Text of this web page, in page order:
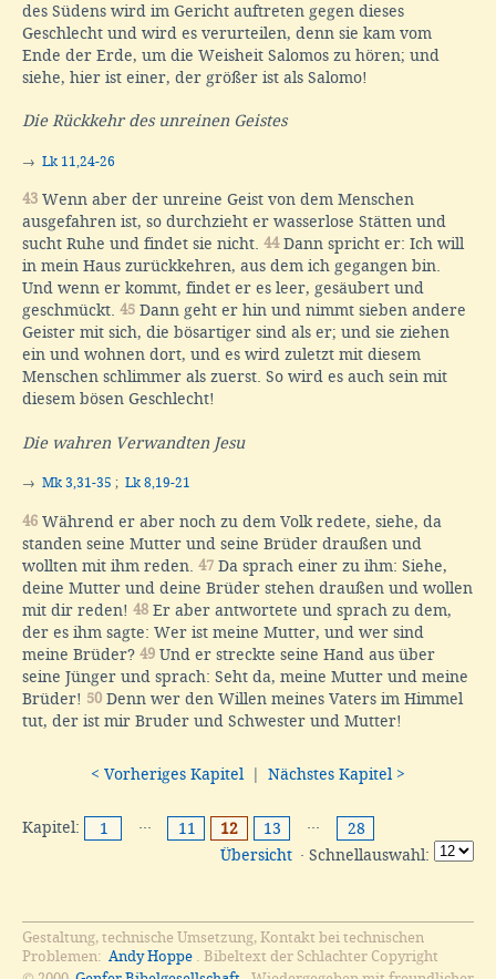
des Südens wird im Gericht auftreten gegen dieses
Geschlecht und wird es verurteilen, denn sie kam vom
Ende der Erde, um die Weisheit Salomos zu hören; und
siehe, hier ist einer, der größer ist als Salomo!
Die Rückkehr des unreinen Geistes
→ Lk 11,24-26
43 Wenn aber der unreine Geist von dem Menschen
ausgefahren ist, so durchzieht er wasserlose Stätten und
sucht Ruhe und findet sie nicht. 44Dann spricht er: Ich will
in mein Haus zurückkehren, aus dem ich gegangen bin.
Und wenn er kommt, findet er es leer, gesäubert und
geschmückt. 45 Dann geht er hin und nimmt sieben andere
Geister mit sich, die bösartiger sind als er; und sie ziehen
ein und wohnen dort, und es wird zuletzt mit diesem
Menschen schlimmer als zuerst. So wird es auch sein mit
diesem bösen Geschlecht!
Die wahren Verwandten Jesu
→ Mk 3,31-35 ; Lk 8,19-21
46 Während er aber noch zu dem Volk redete, siehe, da
standen seine Mutter und seine Brüder draußen und
wollten mit ihm reden. 47 Da sprach einer zu ihm: Siehe,
deine Mutter und deine Brüder stehen draußen und wollen
mit dir reden! 48 Er aber antwortete und sprach zu dem,
der es ihm sagte: Wer ist meine Mutter, und wer sind
meine Brüder? 49 Und er streckte seine Hand aus über
seine Jünger und sprach: Seht da, meine Mutter und meine
Brüder! 50 Denn wer den Willen meines Vaters im Himmel
tut, der ist mir Bruder und Schwester und Mutter!
< Vorheriges Kapitel | Nächstes Kapitel >
Kapitel: 1 ··· 11 12 13 ···
28
Übersicht · Schnellauswahl:
Gestaltung, technische Umsetzung, Kontakt bei technischen
Problemen: Andy Hoppe
. Bibeltext der Schlachter Copyright